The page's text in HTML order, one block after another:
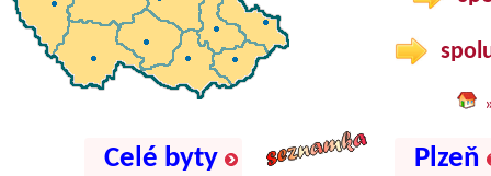
Celé byty
Plzeň